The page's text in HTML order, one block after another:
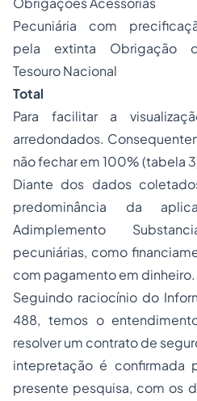
Pecuniária com
pela extinta Obrigação
Tesouro Nacional
Total
Para facilitar a
arredondados.
não fechar em 100% (tabela
Diante dos dados
predominância da
Adimplemento
pecuniárias, como
com pagamento em dinheiro.
Seguindo raciocínio do
488, temos o
resolver um contrato de
intepretação é confirmada
presente pesquisa, com os